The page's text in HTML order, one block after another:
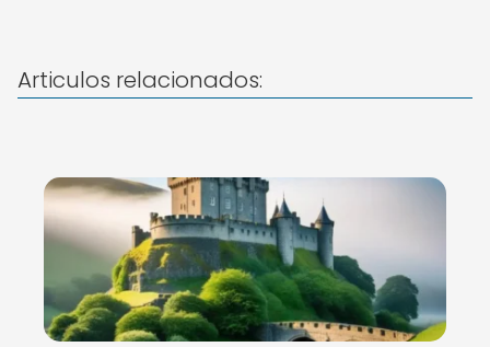
Articulos relacionados: